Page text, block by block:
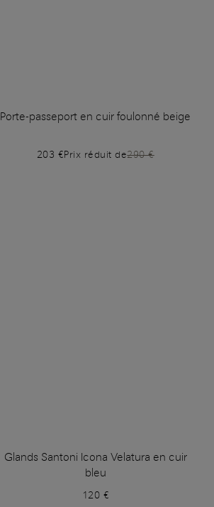
Porte-passeport en cuir foulonné beige
203 €Prix réduit de290 €
Glands Santoni Icona Velatura en cuir
bleu
120 €